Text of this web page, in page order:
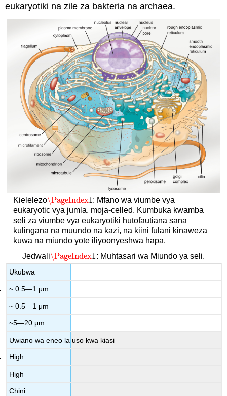
eukaryotiki na zile za bakteria na archaea.
Kielelezo\PageIndex1
\PageIndex1: Mfano wa viumbe vya
eukaryotic vya jumla, moja-celled. Kumbuka kwamba
seli za viumbe vya eukaryotiki hutofautiana sana
kulingana na muundo na kazi, na kiini fulani kinaweza
kuwa na miundo yote iliyoonyeshwa hapa.
Jedwali\PageIndex1
\PageIndex1: Muhtasari wa Miundo ya seli.
Ukubwa
~ 0.5—1 μm
~ 0.5—1 μm
~5—20 μm
Uwiano wa eneo la uso kwa kiasi
High
High
Chini